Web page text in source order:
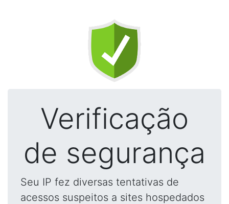
Verificação
de segurança
Seu IP fez diversas tentativas de
acessos suspeitos a sites hospedados